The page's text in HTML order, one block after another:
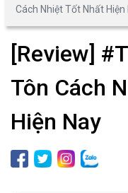
Cách Nhiệt Tốt Nhất Hiện
[Review]
Tôn Cách
Hiện Nay